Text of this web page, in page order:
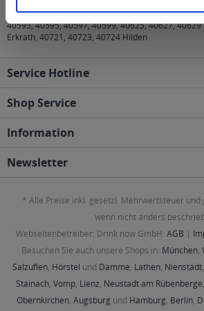
40474, 40476, 40477, 40479, 40489, 40545,
40593, 40595, 40597, 40599, 40625, 40627,
Erkrath, 40721, 40723, 40724 Hilden
Service Hotline
Shop Service
Information
Newsletter
* Alle Preise inkl. gesetzl. Mehrwertsteuer und
wenn nicht anders
Webseitenbetreiber: Drink now GmbH: AGB |
Besuchen Sie auch unsere Shops in: München,
Salzuflen, Hörstel und Damme, Lathen, Nienstädt,
Stainach, Vomp, Lienz, Neustadt am Rübenberge,
Obernkirchen, Augsburg und Hamburg, Berlin,